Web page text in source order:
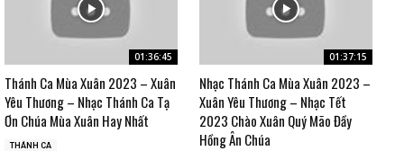
01:36:45
Thánh Ca Mùa Xuân 2023 – Xuân
Yêu Thương – Nhạc Thánh Ca Tạ
Ơn Chúa Mùa Xuân Hay Nhất
THÁNH CA
01:37:15
Nhạc Thánh Ca Mùa Xuân 2023 –
Xuân Yêu Thương – Nhạc Tết
2023 Chào Xuân Quý Mão Đầy
Hồng Ân Chúa